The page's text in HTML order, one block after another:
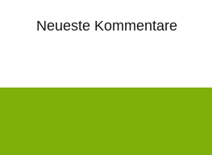
Neueste Kommentare